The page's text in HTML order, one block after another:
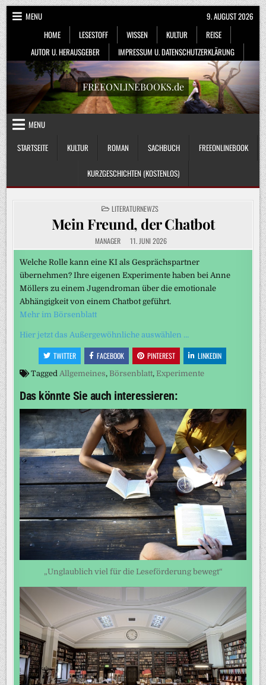
Skip
to
content
MENU
HOME
LESESTOFF WISSEN KULTUR
REISE
AUTOR U. HERAUSGEBER
IMPRESSUM U. DATENSCHUTZERKLÄRUNG
9. AUGUST 2026
FREEONLINEBOOKS.de
MENU
STARTSEITE
KULTUR ROMAN SACHBUCH FREEONLINEBOOK
KURZGESCHICHTEN (KOSTENLOS)
POSTED
IN
LITERATURNEWZS
Mein Freund, der Chatbot
MANAGER 11. JUNI 2026
Welche Rolle kann eine KI als Gesprächspartner
übernehmen? Ihre eigenen Experimente haben bei Anne
Möllers zu einem Jugendroman über die emotionale
Abhängigkeit von einem Chatbot geführt.
Mehr im Börsenblatt
Hier jetzt das Außergewöhnliche auswählen …
TWITTER FACEBOOK PINTEREST LINKEDIN
Tagged Allgemeines, Börsenblatt, Experimente
Das könnte Sie auch interessieren:
„Unglaublich viel für die Leseförderung bewegt“